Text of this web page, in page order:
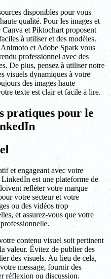
disponibles pour vous
qualité. Pour les images et
et Piktochart proposent
à utiliser et des modèles.
et Adobe Spark vous
professionnel avec des
De plus, pensez à utiliser notre
visuels dynamiques à votre
des images haute
texte est clair et facile à lire.
pratiques pour le
et engageant avec votre
est une plateforme de
refléter votre marque
votre secteur et votre
ou des vidéos trop
et assurez-vous que votre
contenu visuel soit pertinent
valeur. Évitez de publier des
des visuels. Au lieu de cela,
message, fournir des
réflexion ou discussion.